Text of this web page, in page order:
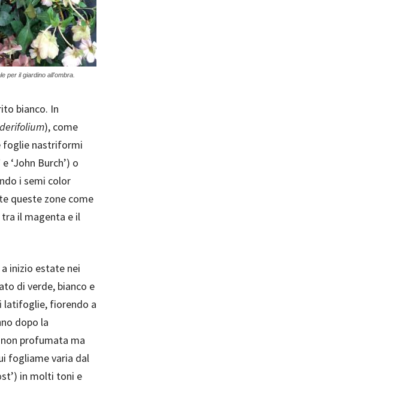
per il giardino all'ombra.
bianco. In
), come
foglie nastriformi
‘John Burch’) o
i semi color
queste zone come
il magenta e il
inizio estate nei
di verde, bianco e
latifoglie, fiorendo a
dopo la
non profumata ma
fogliame varia dal
in molti toni e